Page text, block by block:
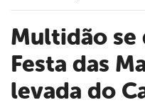
Multidão se despede da 54ª
Festa das
levada do